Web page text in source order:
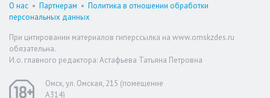
О нас • Партнерам • Политика в отношении обработки
персональных данных
При цитировании материалов гиперссылка на www.omskzdes.ru
обязательна.
И.о. главного редактора: Астафьева Татьяна Петровна
Омск, ул. Омская, 215 (помещение
А314)